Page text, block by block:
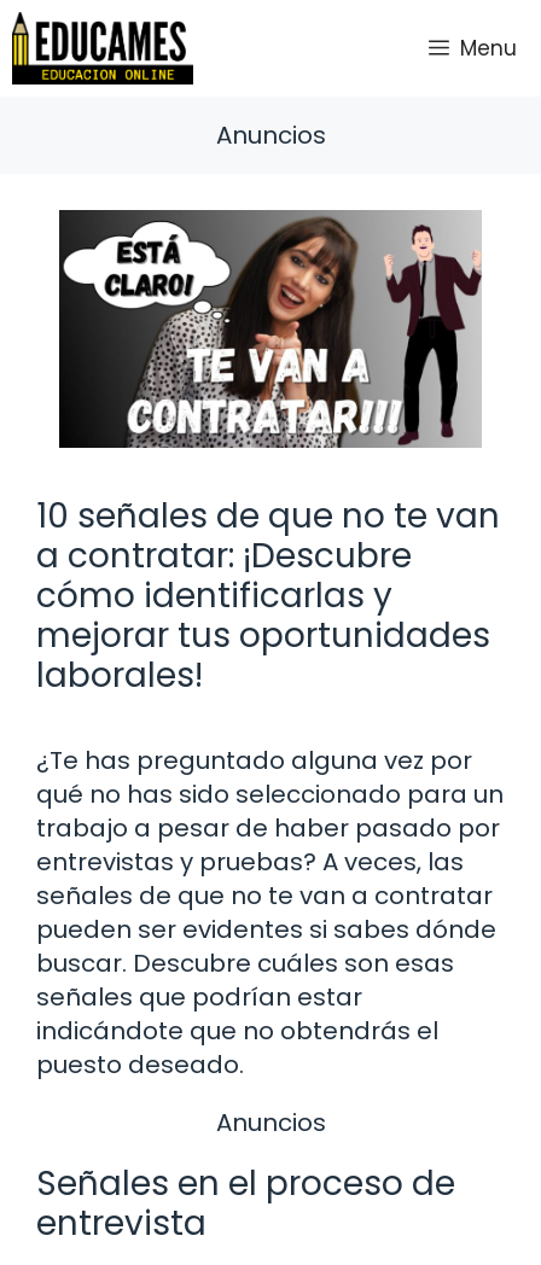
Saltar
contenido
Menu
Anuncios
10 señales de que no te van
a contratar: ¡Descubre
cómo identificarlas y
mejorar tus oportunidades
laborales!
¿Te has preguntado alguna vez por
qué no has sido seleccionado para un
trabajo a pesar de haber pasado por
entrevistas y pruebas? A veces, las
señales de que no te van a contratar
pueden ser evidentes si sabes dónde
buscar. Descubre cuáles son esas
señales que podrían estar
indicándote que no obtendrás el
puesto deseado.
Anuncios
Señales en el proceso de
entrevista